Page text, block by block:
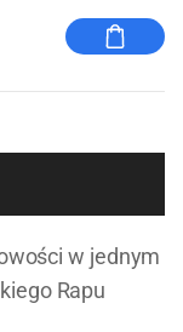
w jednym
Rapu